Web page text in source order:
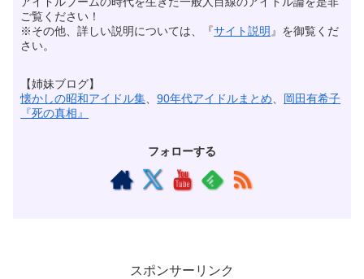
ご覧ください！
※その他、詳しい説明については、『サイト説明 』を御覧くだ
さい。
【姉妹ブログ】
懐かしの昭和アイドル集 、90年代アイドルまとめ
岡田有希子
『死の真相』
フォローする
スポンサーリンク